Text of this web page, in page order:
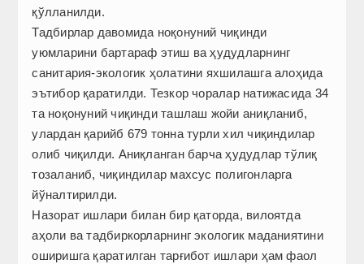
қўлланилди.
Тадбирлар давомида ноқонуний чиқинди
уюмларини бартараф этиш ва ҳудудларнинг
санитария-экологик ҳолатини яхшилашга алоҳида
эътибор қаратилди. Тезкор чоралар натижасида 34
та ноқонуний чиқинди ташлаш жойи аниқланиб,
улардан қарийб 679 тонна турли хил чиқиндилар
олиб чиқилди. Аниқланган барча ҳудудлар тўлиқ
тозаланиб, чиқиндилар махсус полигонларга
йўналтирилди.
Назорат ишлари билан бир қаторда, вилоятда
аҳоли ва тадбиркорларнинг экологик маданиятини
оширишга қаратилган тарғибот ишлари ҳам фаол